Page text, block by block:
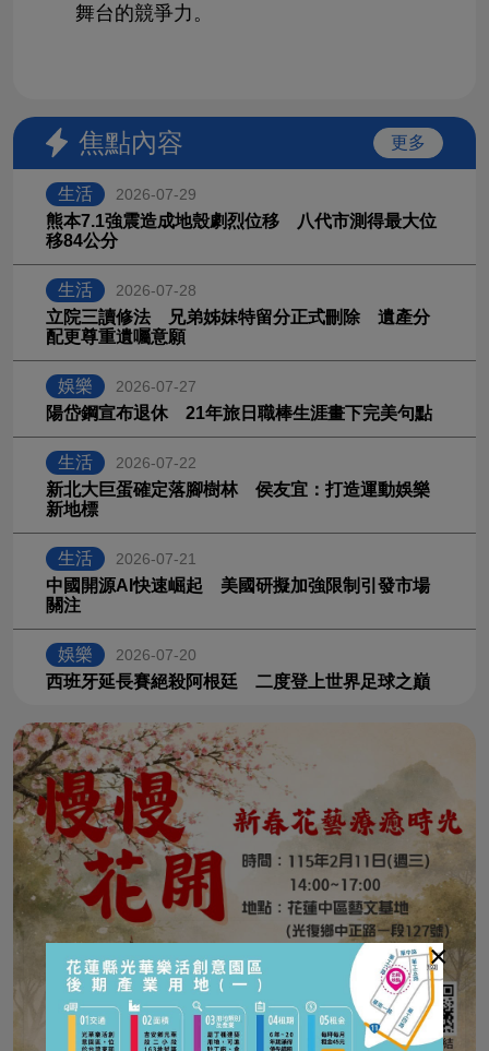
×
舞台的競爭力。
焦點內容 更多
生活 2026-07-29
熊本7.1強震造成地殼劇烈位移 八代市測得最大位
移84公分
生活 2026-07-28
立院三讀修法 兄弟姊妹特留分正式刪除 遺產分
配更尊重遺囑意願
娛樂 2026-07-27
陽岱鋼宣布退休 21年旅日職棒生涯畫下完美句點
生活 2026-07-22
新北大巨蛋確定落腳樹林 侯友宜：打造運動娛樂
新地標
生活 2026-07-21
中國開源AI快速崛起 美國研擬加強限制引發市場
關注
娛樂 2026-07-20
西班牙延長賽絕殺阿根廷 二度登上世界足球之巔